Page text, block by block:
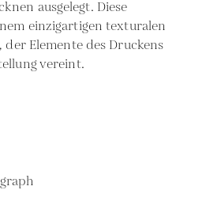
ausgelegt. Diese
einzigartigen texturalen
Elemente des Druckens
vereint.